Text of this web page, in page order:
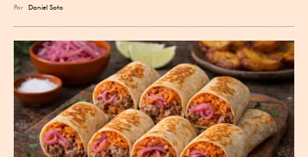
Por Daniel Soto